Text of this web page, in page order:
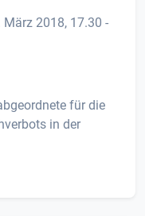
2018, 17.30 -
für die
in der